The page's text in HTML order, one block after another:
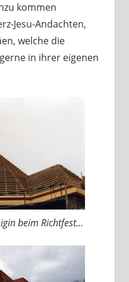
kommen
Jesu-Andachten,
welche die
in ihrer eigenen
beim Richtfest…